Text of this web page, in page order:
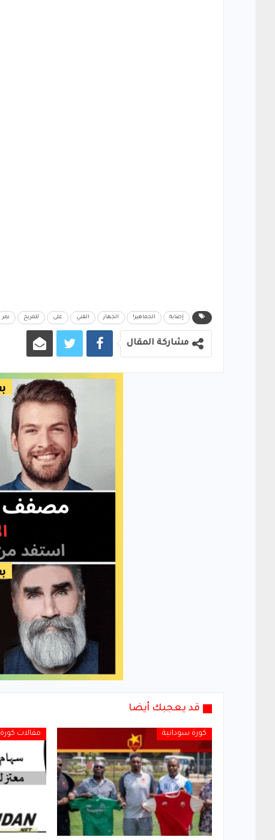
إصابة الجماهير! الجهاز الفني على للمريخ نمر
مشاركة المقال
قد يعجبك أيضا
كورة سودانية مقالات كورة